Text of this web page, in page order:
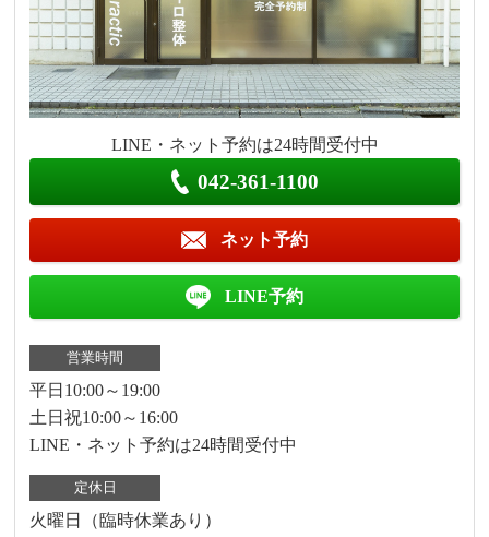
LINE・ネット予約は24時間受付中
042-361-1100
ネット予約
LINE予約
営業時間
平日10:00～19:00
土日祝10:00～16:00
LINE・ネット予約は24時間受付中
定休日
火曜日（臨時休業あり）